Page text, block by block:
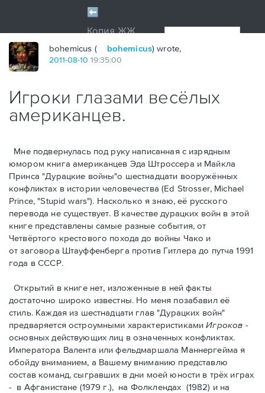
bohemicus ( bohemicus) wrote,
2011-08-10 19:35:00
Игроки глазами весёлых
американцев.
Мне подвернулась под руку написанная с изрядным
юмором книга американцев Эдa Штроссерa и Майклa
Принсa "Дурацкие войны"о шестнадцати вооружённых
конфликтах в истории человечества (Ed Strosser, Michael
Prince, "Stupid wars"). Насколько я знаю, её русского
перевода не существует. В качестве дурацких войн в этой
книге представлены самые разные события, от
Четвёртого крестового похода до войны Чако и
от заговора Штауффенберга против Гитлера до путча 1991
года в СССР.
Открытий в книге нет, изложенные в ней факты
достаточно широко известны. Но меня позабавил её
стиль. Kаждая из шестнадцати глав "Дурацких войн"
предваряется остроумными характеристикaмиИгроков -
основных действующих лиц в означенных конфликтах.
Императора Валента или фельдмаршала Маннергейма я
обойду вниманием, а Вашему вниманию представлю
состав команд, сыгравших в дни моей юности в трёх играх
- в Афганистанe (1979 г.), нa Фолклендax (1982) и на